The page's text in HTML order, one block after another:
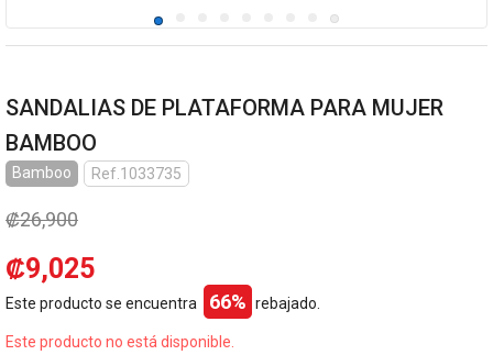
SANDALIAS DE PLATAFORMA PARA MUJER
BAMBOO
Bamboo Ref.1033735
₡26,900
₡9,025
Este producto se encuentra 66% rebajado.
Este producto no está disponible.